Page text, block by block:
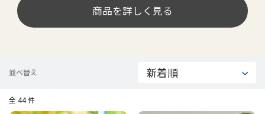
商品を詳しく見る
並べ替え
全 44 件